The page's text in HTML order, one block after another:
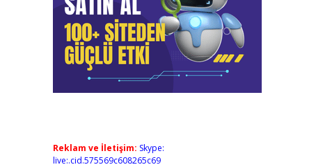
Reklam ve İletişim: Skype:
live:.cid.575569c608265c69